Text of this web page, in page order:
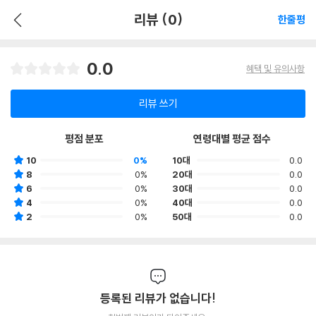
리뷰 (0) 한줄평
0.0 혜택 및 유의사항
리뷰 쓰기
평점 분포
10
0%
8
0%
6
0%
4
0%
2
0%
연령대별 평균 점수
10대
0.0
20대
0.0
30대
0.0
40대
0.0
50대
0.0
등록된 리뷰가 없습니다!